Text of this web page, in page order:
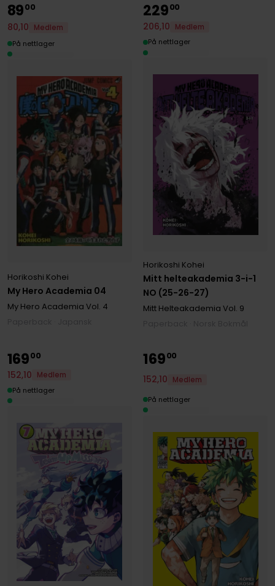
My Hero Academia 04
Horikoshi Kohei
My Hero Academia Vol. 4
8900
80,10
Medlem
På nettlager
Mitt helteakademia 3-i-1
NO (25-26-27)
Horikoshi Kohei
Mitt Helteakademia Vol. 9
22900
206,10
Medlem
På nettlager
16900
152,10
Medlem
På nettlager
16900
152,10
Medlem
På nettlager